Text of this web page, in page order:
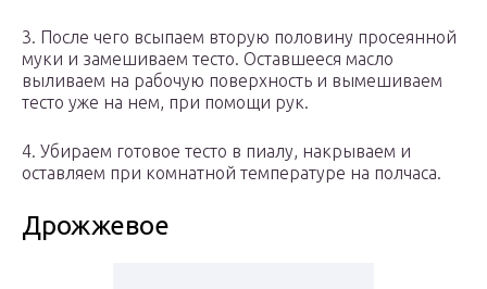
3. После чего всыпаем вторую половину просеянной
муки и замешиваем тесто. Оставшееся масло
выливаем на рабочую поверхность и вымешиваем
тесто уже на нем, при помощи рук.
4. Убираем готовое тесто в пиалу, накрываем и
оставляем при комнатной температуре на полчаса.
Дрожжевое